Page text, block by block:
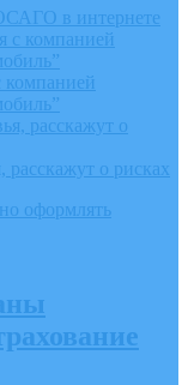
в интернете
компанией
о рисках